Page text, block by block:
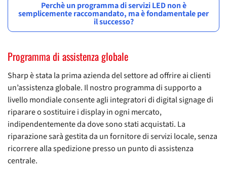
Perchè un programma di servizi LED non è
semplicemente raccomandato, ma è fondamentale per
il successo?
Programma di assistenza globale
Sharp è stata la prima azienda del settore ad offrire ai clienti
un’assistenza globale. Il nostro programma di supporto a
livello mondiale consente agli integratori di digital signage di
riparare o sostituire i display in ogni mercato,
indipendentemente da dove sono stati acquistati. La
riparazione sarà gestita da un fornitore di servizi locale, senza
ricorrere alla spedizione presso un punto di assistenza
centrale.